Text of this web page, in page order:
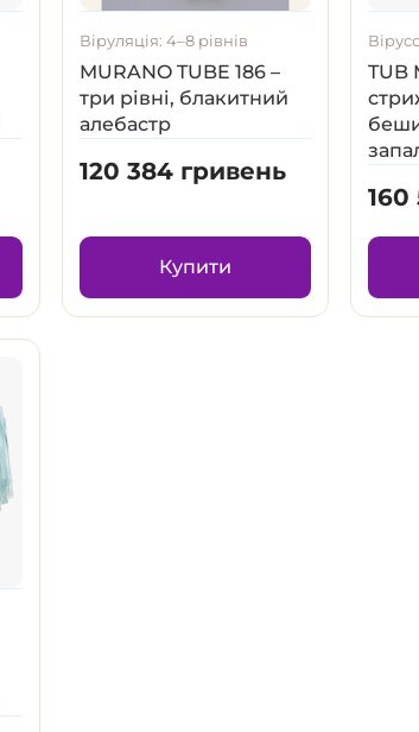
Віруляція: 4–8 рівнів
MURANO TUBE 186 –
три рівні, блакитний
алебастр
120 384 гривень
Купити
TUB
160